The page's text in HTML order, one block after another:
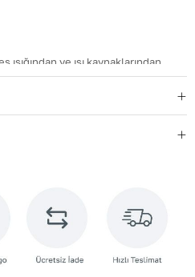
ışığından ve ısı kaynaklarından
doğal olarak kurumasını